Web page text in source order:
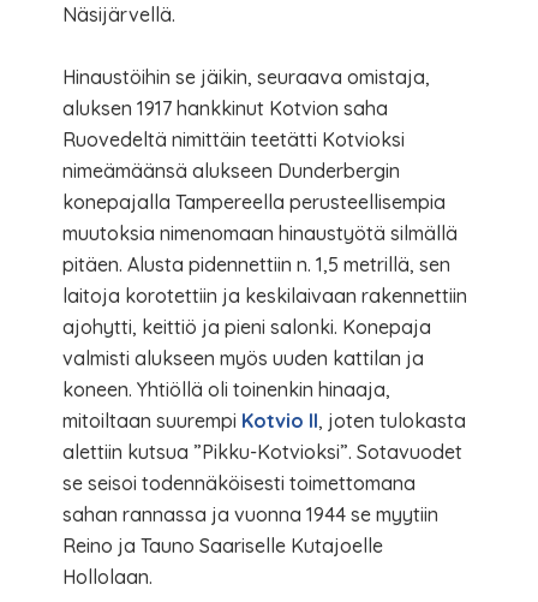
Näsijärvellä.
Hinaustöihin se jäikin, seuraava omistaja,
aluksen 1917 hankkinut Kotvion saha
Ruovedeltä nimittäin teetätti Kotvioksi
nimeämäänsä alukseen Dunderbergin
konepajalla Tampereella perusteellisempia
muutoksia nimenomaan hinaustyötä silmällä
pitäen. Alusta pidennettiin n. 1,5 metrillä, sen
laitoja korotettiin ja keskilaivaan rakennettiin
ajohytti, keittiö ja pieni salonki. Konepaja
valmisti alukseen myös uuden kattilan ja
koneen. Yhtiöllä oli toinenkin hinaaja,
mitoiltaan suurempi Kotvio II, joten tulokasta
alettiin kutsua ”Pikku-Kotvioksi”. Sotavuodet
se seisoi todennäköisesti toimettomana
sahan rannassa ja vuonna 1944 se myytiin
Reino ja Tauno Saariselle Kutajoelle
Hollolaan.